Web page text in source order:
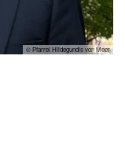
© Pfarrei Hildegundis von Meer